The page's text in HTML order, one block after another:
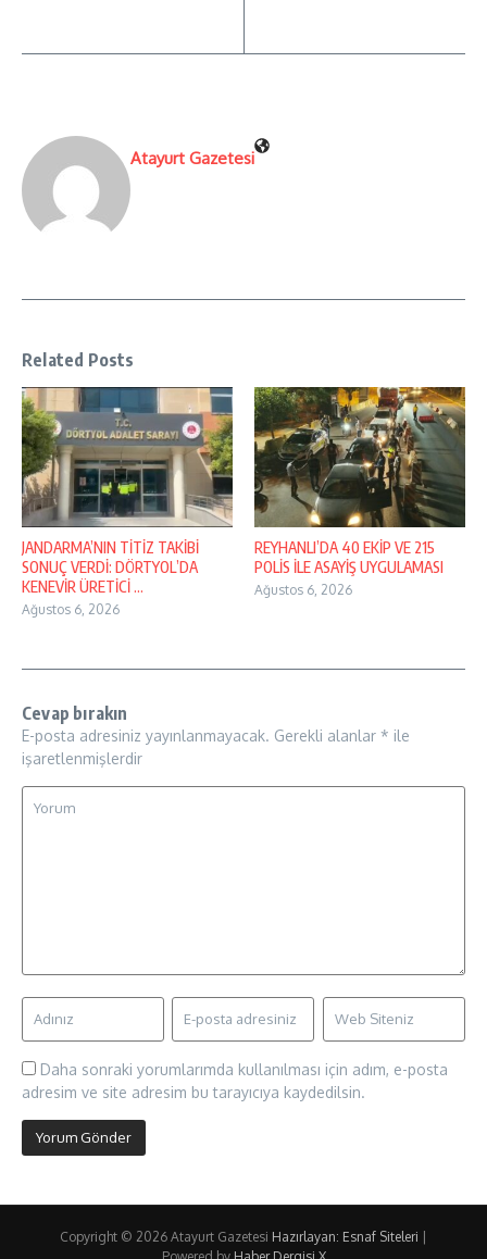
Atayurt Gazetesi
Related Posts
JANDARMA’NIN TİTİZ TAKİBİ
SONUÇ VERDİ: DÖRTYOL’DA
KENEVİR ÜRETİCİ ...
Ağustos 6, 2026
REYHANLI’DA 40 EKİP VE 215
POLİS İLE ASAYİŞ UYGULAMASI
Ağustos 6, 2026
Cevap bırakın
E-posta adresiniz yayınlanmayacak. Gerekli alanlar * ile
işaretlenmişlerdir
Daha sonraki yorumlarımda kullanılması için adım, e-posta
adresim ve site adresim bu tarayıcıya kaydedilsin.
Copyright © 2026 Atayurt Gazetesi Hazırlayan: Esnaf Siteleri